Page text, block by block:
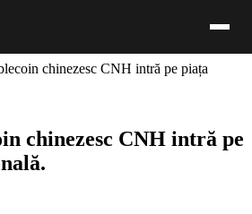
chinezesc CNH intră pe piața
chinezesc CNH intră pe